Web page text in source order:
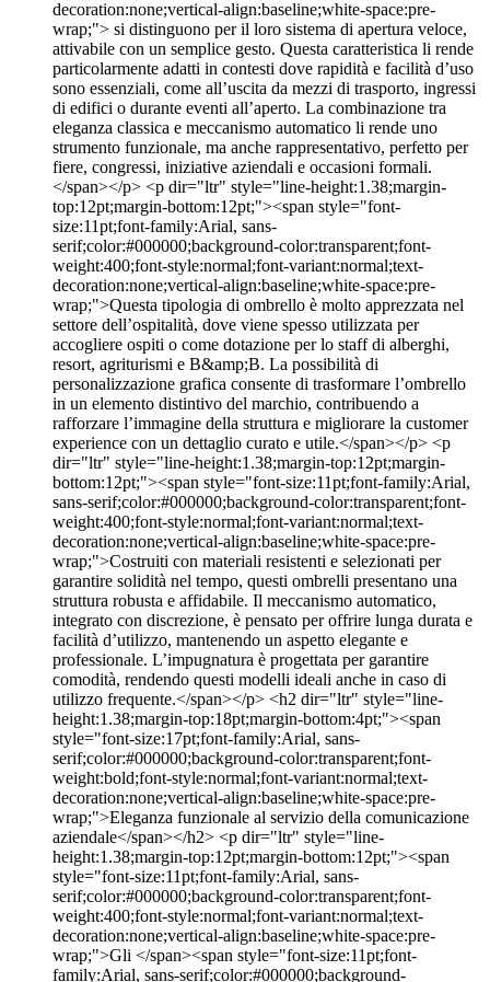
decoration:none;vertical-align:baseline;white-space:pre-
wrap;"> si distinguono per il loro sistema di apertura veloce,
attivabile con un semplice gesto. Questa caratteristica li rende
particolarmente adatti in contesti dove rapidità e facilità d’uso
sono essenziali, come all’uscita da mezzi di trasporto, ingressi
di edifici o durante eventi all’aperto. La combinazione tra
eleganza classica e meccanismo automatico li rende uno
strumento funzionale, ma anche rappresentativo, perfetto per
fiere, congressi, iniziative aziendali e occasioni formali.
</span></p> <p dir="ltr" style="line-height:1.38;margin-
top:12pt;margin-bottom:12pt;"><span style="font-
size:11pt;font-family:Arial, sans-
serif;color:#000000;background-color:transparent;font-
weight:400;font-style:normal;font-variant:normal;text-
decoration:none;vertical-align:baseline;white-space:pre-
wrap;">Questa tipologia di ombrello è molto apprezzata nel
settore dell’ospitalità, dove viene spesso utilizzata per
accogliere ospiti o come dotazione per lo staff di alberghi,
resort, agriturismi e B&amp;B. La possibilità di
personalizzazione grafica consente di trasformare l’ombrello
in un elemento distintivo del marchio, contribuendo a
rafforzare l’immagine della struttura e migliorare la customer
experience con un dettaglio curato e utile.</span></p> <p
dir="ltr" style="line-height:1.38;margin-top:12pt;margin-
bottom:12pt;"><span style="font-size:11pt;font-family:Arial,
sans-serif;color:#000000;background-color:transparent;font-
weight:400;font-style:normal;font-variant:normal;text-
decoration:none;vertical-align:baseline;white-space:pre-
wrap;">Costruiti con materiali resistenti e selezionati per
garantire solidità nel tempo, questi ombrelli presentano una
struttura robusta e affidabile. Il meccanismo automatico,
integrato con discrezione, è pensato per offrire lunga durata e
facilità d’utilizzo, mantenendo un aspetto elegante e
professionale. L’impugnatura è progettata per garantire
comodità, rendendo questi modelli ideali anche in caso di
utilizzo frequente.</span></p> <h2 dir="ltr" style="line-
height:1.38;margin-top:18pt;margin-bottom:4pt;"><span
style="font-size:17pt;font-family:Arial, sans-
serif;color:#000000;background-color:transparent;font-
weight:bold;font-style:normal;font-variant:normal;text-
decoration:none;vertical-align:baseline;white-space:pre-
wrap;">Eleganza funzionale al servizio della comunicazione
aziendale</span></h2> <p dir="ltr" style="line-
height:1.38;margin-top:12pt;margin-bottom:12pt;"><span
style="font-size:11pt;font-family:Arial, sans-
serif;color:#000000;background-color:transparent;font-
weight:400;font-style:normal;font-variant:normal;text-
decoration:none;vertical-align:baseline;white-space:pre-
wrap;">Gli </span><span style="font-size:11pt;font-
family:Arial, sans-serif;color:#000000;background-